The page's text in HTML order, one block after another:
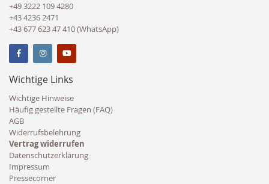
+49 3222 109 4280
+43 4236 2471
+43 677 623 47 410 (WhatsApp)
Wichtige Links
Wichtige Hinweise
Häufig gestellte Fragen (FAQ)
AGB
Widerrufsbelehrung
Vertrag widerrufen
Datenschutzerklärung
Impressum
Pressecorner